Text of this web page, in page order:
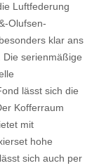
Luftfederung
Olufsen-
klar ans
Die serienmäßige
lässt sich die
Kofferraum
mit
hohe
sich auch per